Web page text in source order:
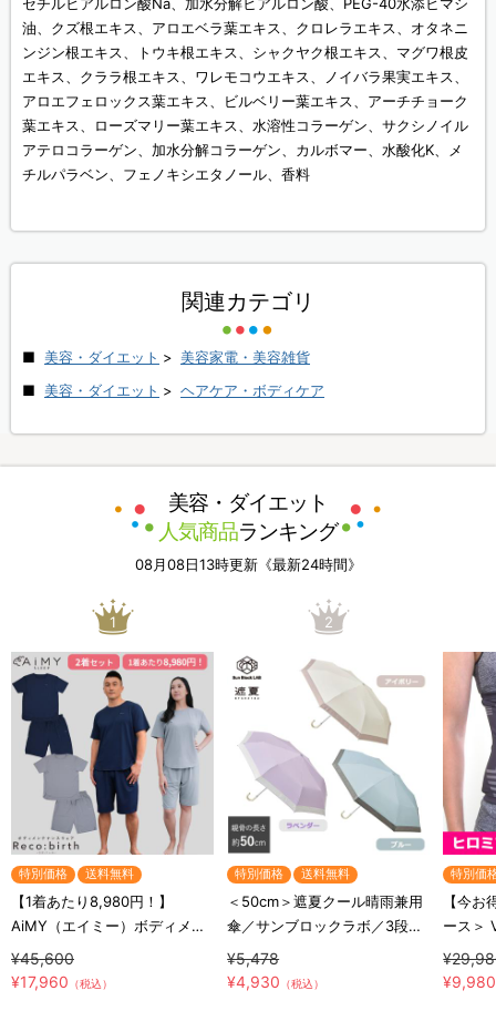
油、クズ根エキス、アロエベラ葉エキス、クロレラエキス、オタネニ
ンジン根エキス、トウキ根エキス、シャクヤク根エキス、マグワ根皮
エキス、クララ根エキス、ワレモコウエキス、ノイバラ果実エキス、
アロエフェロックス葉エキス、ビルベリー葉エキス、アーチチョーク
葉エキス、ローズマリー葉エキス、水溶性コラーゲン、サクシノイル
アテロコラーゲン、加水分解コラーゲン、カルボマー、水酸化K、メ
チルパラベン、フェノキシエタノール、香料
関連カテゴリ
美容・ダイエット > 美容家電・美容雑貨
美容・ダイエット > ヘアケア・ボディケア
美容・ダイエット
人気商品ランキング
08月08日13時更新《最新24時間》
1
特別価格 送料無料
【1着あたり8,980円！】
AiMY（エイミー）ボディメン
テナンスウェア リカバース／
半袖半ズボン／2着セット／上
¥45,600
¥17,960 （税込）
2
特別価格 送料無料
＜50cm＞遮夏クール晴雨兼用
傘／サンブロックラボ／3段コ
ンパクト
¥5,478
¥4,930 （税込）
特別価
【今
ース＞
ルアッ
¥9,980